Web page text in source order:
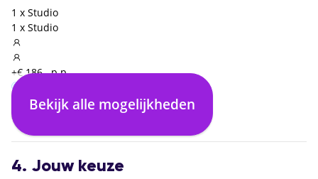
1 x Studio
1 x Studio
+€ 186,- p.p.
Enkel logies
€ 0,- p.p.
Bekijk alle mogelijkheden
4. Jouw keuze